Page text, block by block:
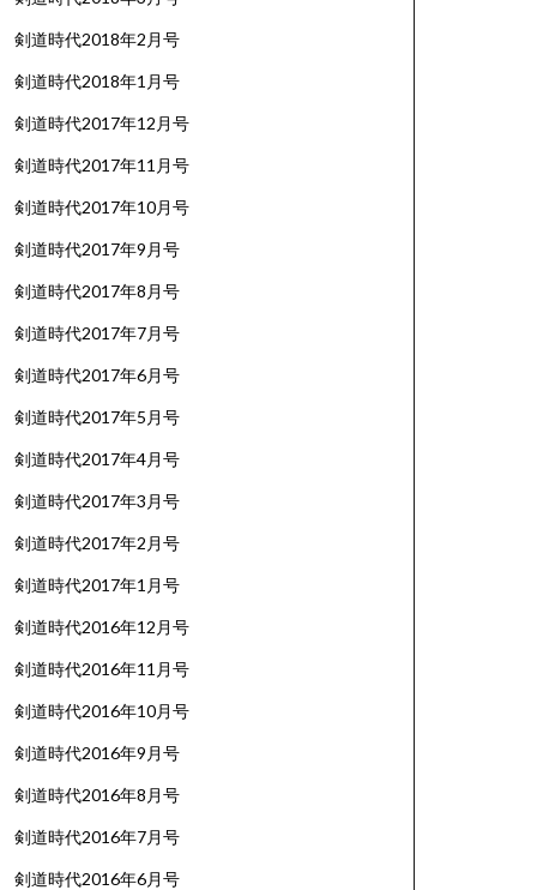
剣道時代2018年2月号
剣道時代2018年1月号
剣道時代2017年12月号
剣道時代2017年11月号
剣道時代2017年10月号
剣道時代2017年9月号
剣道時代2017年8月号
剣道時代2017年7月号
剣道時代2017年6月号
剣道時代2017年5月号
剣道時代2017年4月号
剣道時代2017年3月号
剣道時代2017年2月号
剣道時代2017年1月号
剣道時代2016年12月号
剣道時代2016年11月号
剣道時代2016年10月号
剣道時代2016年9月号
剣道時代2016年8月号
剣道時代2016年7月号
剣道時代2016年6月号